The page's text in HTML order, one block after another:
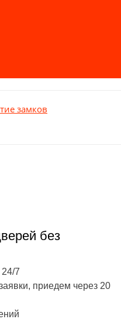
замков
без
7
приедем через 20